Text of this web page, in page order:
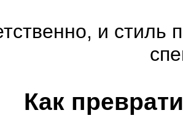
и стиль
Как